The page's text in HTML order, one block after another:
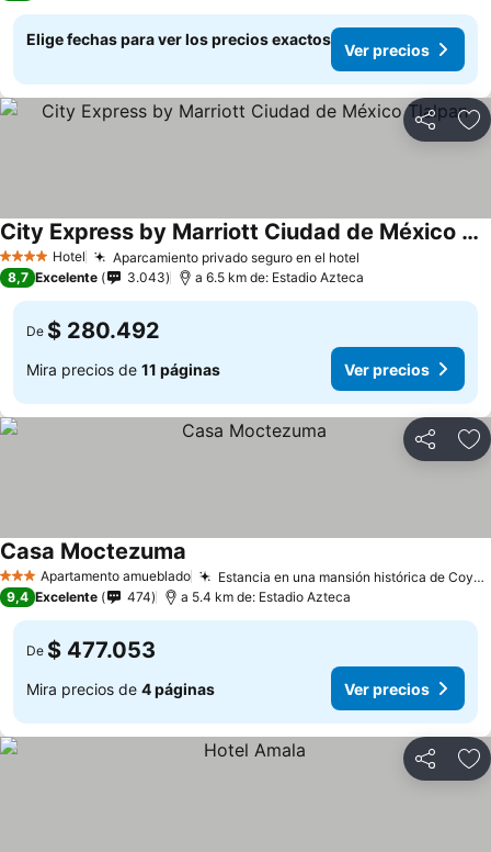
Elige fechas para ver los precios exactos
Ver precios
Compartir
4 EstrellasHotel Aparcamiento privado seguro en el hotel
City Express by Marriott Ciudad de México Tlalpan
Ver precios
8,7 Excelente 3.043 a 6.5 km de: Estadio Azteca
De $ 280.492
Mira precios de 11 páginas Ver precios
Compartir
3 EstrellasApartamento amueblado Estancia en una mansión histórica de Coyoacán
Casa Moctezuma
9,4 Excelente 474 a 5.4 km de: Estadio Azteca
De $ 477.053
Mira precios de 4 páginas Ver precios
Compartir